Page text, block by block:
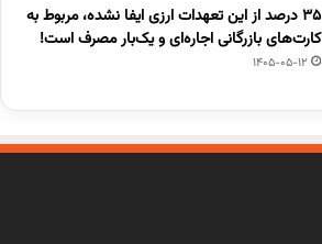
۳۵ درصد از این تعهدات ارزی ایفا نشده، مربوط به
کارت‌های بازرگانی اجاره‌ای و یک‌بار مصرف است!
1405-05-12